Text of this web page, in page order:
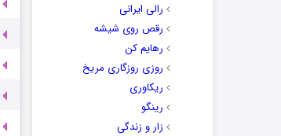
رالی ایرانی
رقص روی شیشه
رهایم کن
روزی روزگاری مریخ
ریکاوری
رینگو
زار و زندگی